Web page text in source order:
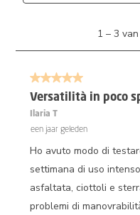
3
Beoordelingen.
1 – 3
5 van 5 sterren.
Versatilità in poco
Ilaria T
een jaar geleden
Ho avuto modo di
settimana di uso
asfaltata, ciottoli e
problemi di